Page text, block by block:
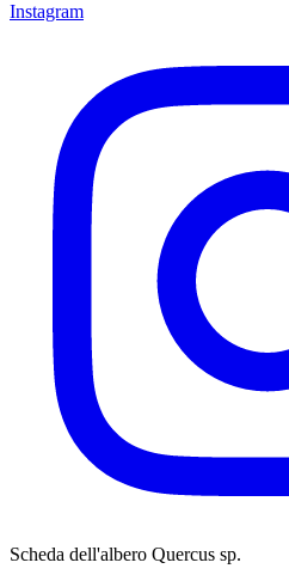
Instagram
Scheda dell'albero Quercus sp.